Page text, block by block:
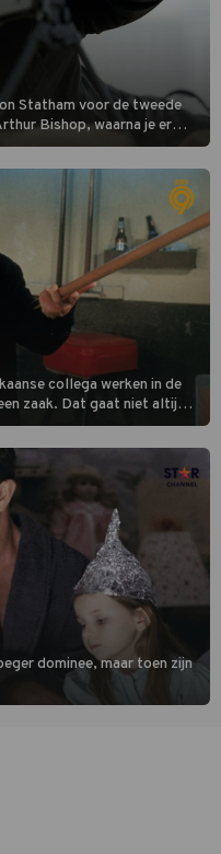
Statham voor de tweede
Bishop, waarna je er
geplande pensioen niet
collega werken in de
zaak. Dat gaat niet altijd
dominee, maar toen zijn